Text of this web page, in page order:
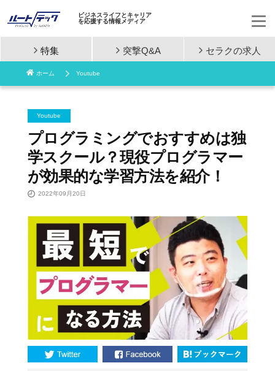
コ
ン
ビジネスライフとキャリア
を応援する情報メディア
特集 突撃Q&A セラクの求人
ホーム Youtube
Youtube
プログラミングでおすすめは独
学スクール？現役プログラマー
が効果的な学習方法を紹介！
2022年09月20日